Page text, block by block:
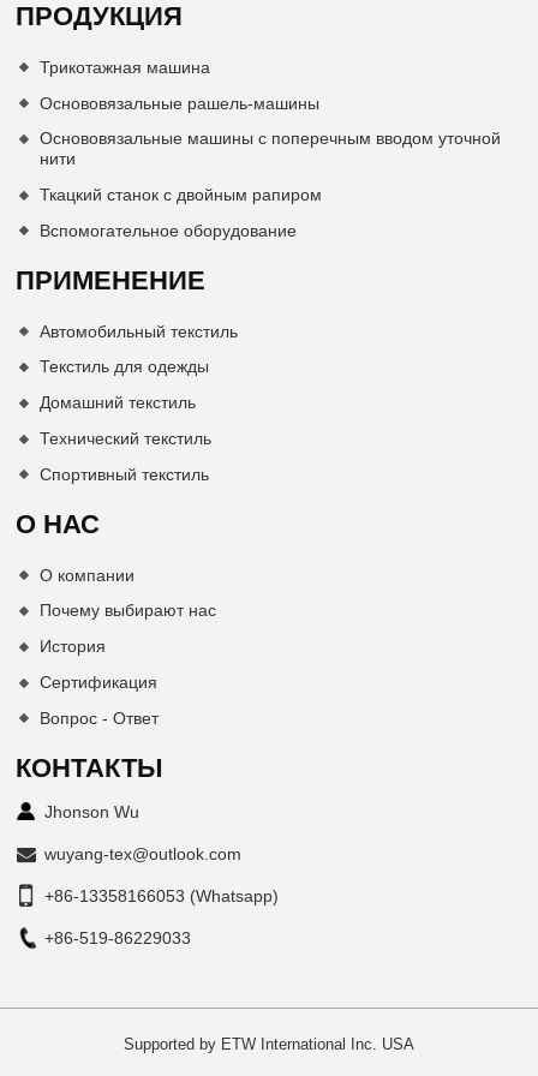
ПРОДУКЦИЯ
Трикотажная машина
Основовязальные рашель-машины
Основовязальные машины с поперечным вводом уточной
нити
Ткацкий станок с двойным рапиром
Вспомогательное оборудование
ПРИМЕНЕНИЕ
Автомобильный текстиль
Текстиль для одежды
Домашний текстиль
Технический текстиль
Спортивный текстиль
О НАС
О компании
Почему выбирают нас
История
Сертификация
Вопрос - Ответ
КОНТАКТЫ
Jhonson Wu
wuyang-tex@outlook.com
+86-13358166053 (Whatsapp)
+86-519-86229033
Supported by ETW International Inc. USA